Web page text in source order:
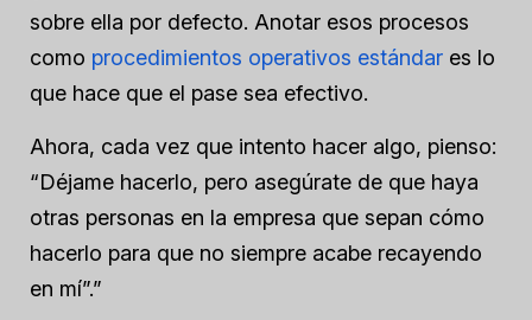
sobre ella por defecto. Anotar esos procesos
como procedimientos operativos estándar es lo
que hace que el pase sea efectivo.
Ahora, cada vez que intento hacer algo, pienso:
“Déjame hacerlo, pero asegúrate de que haya
otras personas en la empresa que sepan cómo
hacerlo para que no siempre acabe recayendo
en mí”.”